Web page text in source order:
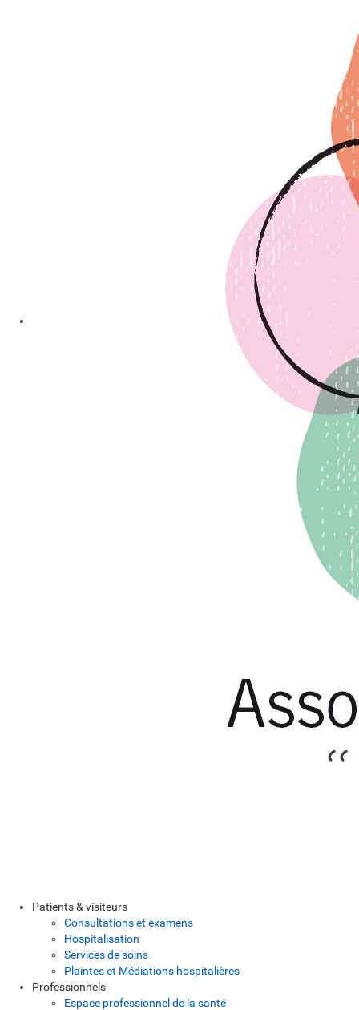
Patients & visiteurs
Consultations et examens
Hospitalisation
Services de soins
Plaintes et Médiations hospitalières
Professionnels
Espace professionnel de la santé